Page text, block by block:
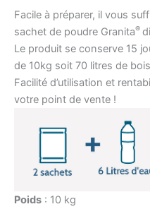
Facile à préparer, il vous
sachet de poudre Granita®
Le produit se conserve 15
de 10kg soit 70 litres de
Facilité d’utilisation et
votre point de vente !
Poids : 10 kg